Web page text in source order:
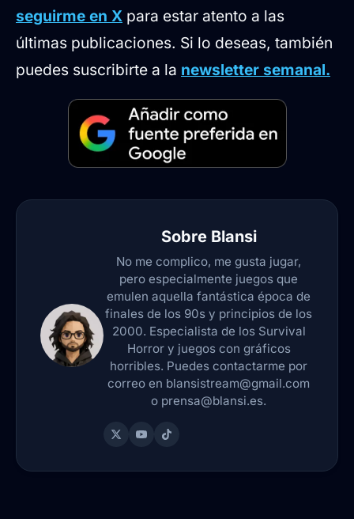
seguirme en X para estar atento a las
últimas publicaciones. Si lo deseas, también
puedes suscribirte a la newsletter semanal.
Sobre Blansi
No me complico, me gusta jugar,
pero especialmente juegos que
emulen aquella fantástica época de
finales de los 90s y principios de los
2000. Especialista de los Survival
Horror y juegos con gráficos
horribles. Puedes contactarme por
correo en blansistream@gmail.com
o prensa@blansi.es.